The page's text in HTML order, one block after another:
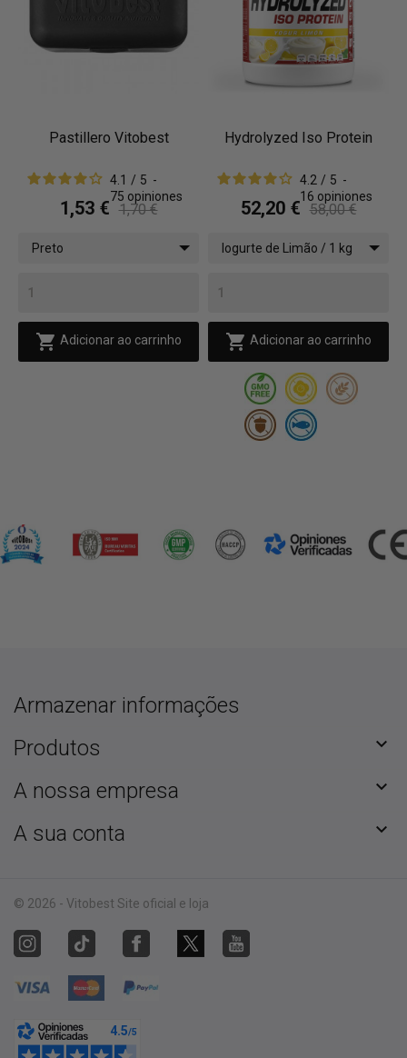
Pastillero Vitobest
4.1 / 5 -
75 opiniones
1,53 € 1,70 €
Preto
 Adicionar ao carrinho
Hydrolyzed Iso Protein
4.2 / 5 -
16 opiniones
52,20 € 58,00 €
Iogurte de Limão / 1 kg
 Adicionar ao carrinho
Armazenar informações
Produtos

A nossa empresa 
A sua conta 
© 2026 - Vitobest Site oficial e loja